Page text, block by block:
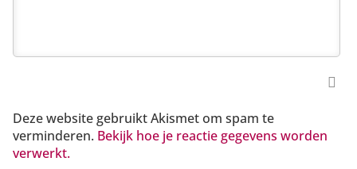
Deze website gebruikt Akismet om spam te
verminderen. Bekijk hoe je reactie gegevens worden
verwerkt.